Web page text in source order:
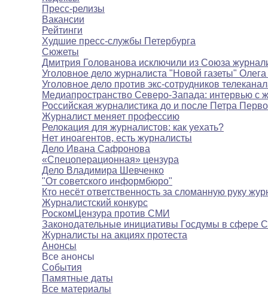
Пресс-релизы
Вакансии
Рейтинги
Худшие пресс-службы Петербурга
Сюжеты
Дмитрия Голованова исключили из Союза
Уголовное дело журналиста "Новой газеты"
Уголовное дело против экс-сотрудников
Медиапространство Северо-Запада: интервью с
Российская журналистика до и после Петра
Журналист меняет профессию
Релокация для журналистов: как уехать?
Нет иноагентов, есть журналисты
Дело Ивана Сафронова
«Спецоперационная» цензура
Дело Владимира Шевченко
"От советского информбюро"
Кто несёт ответственность за сломанную руку
Журналистский конкурс
РоскомЦензура против СМИ
Законодательные инициативы Госдумы в сфере
Журналисты на акциях протеста
Анонсы
Все анонсы
События
Памятные даты
Все материалы